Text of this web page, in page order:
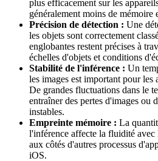
plus efficacement sur les
généralement moins de mémoire
Précision de détection : Une
les objets sont correctement
englobantes restent précises à
échelles d'objets et conditions
Stabilité de l'inférence : Un
les images est important pour les
De grandes fluctuations dans le
entraîner des pertes d'images ou
instables.
Empreinte mémoire : La
l'inférence affecte la fluidité avec
aux côtés d'autres processus
iOS.